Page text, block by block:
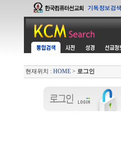
현재위치 : HOME > 로그인